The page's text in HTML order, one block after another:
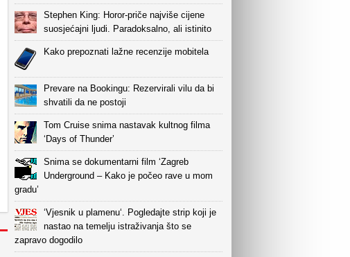
Stephen King: Horor-priče najviše cijene
suosjećajni ljudi. Paradoksalno, ali istinito
Kako prepoznati lažne recenzije mobitela
Prevare na Bookingu: Rezervirali vilu da bi
shvatili da ne postoji
Tom Cruise snima nastavak kultnog filma
‘Days of Thunder’
Snima se dokumentarni film ‘Zagreb
Underground – Kako je počeo rave u mom
gradu’
‘Vjesnik u plamenu‘. Pogledajte strip koji je
nastao na temelju istraživanja što se
zapravo dogodilo